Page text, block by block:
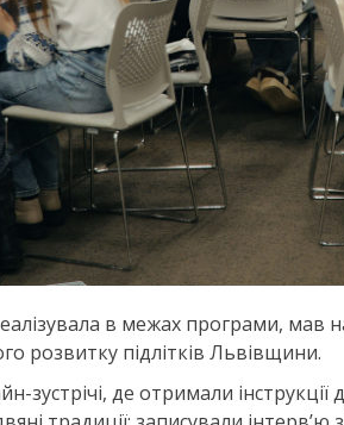
в межах програми, мав
розвитку підлітків Львівщини.
зустрічі, де отримали